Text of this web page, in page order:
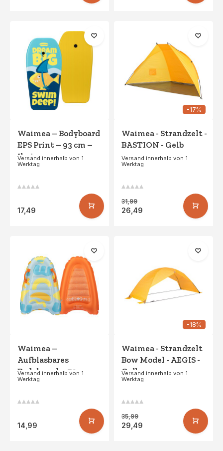
Waimea – Bodyboard
EPS Print – 93 cm –
Ikaia –
Dunkelblau/Aqua
Versand innerhalb von 1
Werktag
17,49
-17%
Waimea - Strandzelt -
BASTION - Gelb
Versand innerhalb von 1
Werktag
31,99
26,49
Waimea –
Aufblasbares
Bodyboard – 70 cm –
Makaio –
Versand innerhalb von 1
Werktag
14,99
-18%
Waimea - Strandzelt
Bow Model - AEGIS -
Gelb
Versand innerhalb von 1
Werktag
35,99
29,49